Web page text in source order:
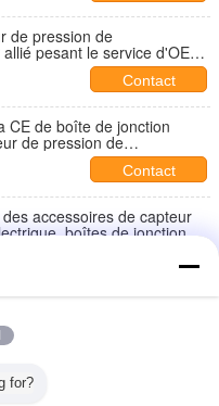
de pression de
pesant le service d'OEM
Contact
CE de boîte de jonction
de pression de
de pression de
Contact
accessoires de capteur
boîtes de jonction
de la pesée
Cell Accessaries
for?